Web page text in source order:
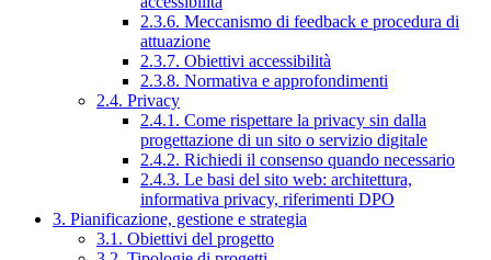
2.3.6. Meccanismo di feedback e procedura di
attuazione
2.3.7. Obiettivi accessibilità
2.3.8. Normativa e approfondimenti
2.4. Privacy
2.4.1. Come rispettare la privacy sin dalla
progettazione di un sito o servizio digitale
2.4.2. Richiedi il consenso quando necessario
2.4.3. Le basi del sito web: architettura,
informativa privacy, riferimenti DPO
3. Pianificazione, gestione e strategia
3.1. Obiettivi del progetto